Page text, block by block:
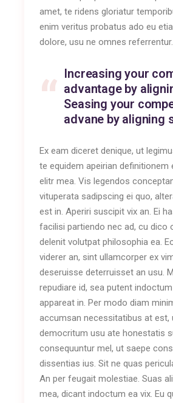
amet, te ridens gloriatur
enim veritus probatus ado eu
dolore, usu ne omnes referrentur.
Increasing your
advantage by
Seasing your
advane by aligning
Ex eam diceret denique, ut
te equidem apeirian definitionem
elitr mea. Vis legendos
vituperata sadipscing ei quo,
est in. Aperiri suscipit vix an. Ei
facilisi partiendo nec ad, cu dico
delenit volutpat philosophia ea.
viderer an, sint ullamcorper ex
deseruisse deterruisset an usu.
repudiare id, sea putent
appareat in. Per modo diam
accumsan necessitatibus at est,
democritum usu ate honestatis
consequuntur mel, ut saepe
dissentias ius. Sit ne quas
An per feugait molestiae. Suas
mea, dicant indoctum ea vix. Eu